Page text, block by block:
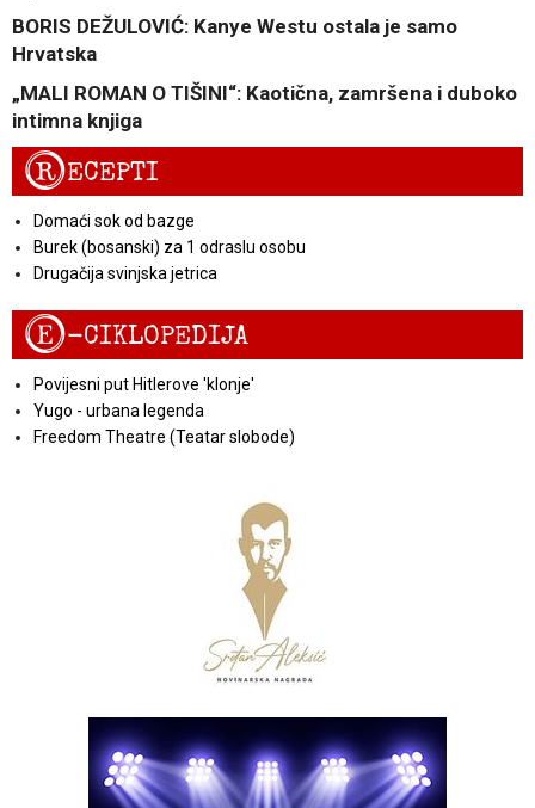
BORIS DEŽULOVIĆ: Kanye Westu ostala je samo
Hrvatska
„MALI ROMAN O TIŠINI“: Kaotična, zamršena i duboko
intimna knjiga
RECEPTI
Domaći sok od bazge
Burek (bosanski) za 1 odraslu osobu
Drugačija svinjska jetrica
E-CIKLOPEDIJA
Povijesni put Hitlerove 'klonje'
Yugo - urbana legenda
Freedom Theatre (Teatar slobode)